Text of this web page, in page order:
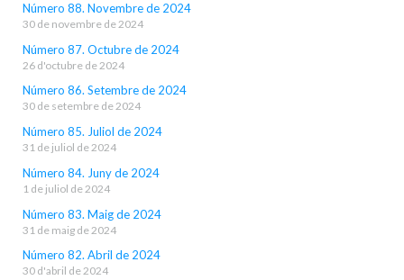
Número 88. Novembre de 2024
30 de novembre de 2024
Número 87. Octubre de 2024
26 d'octubre de 2024
Número 86. Setembre de 2024
30 de setembre de 2024
Número 85. Juliol de 2024
31 de juliol de 2024
Número 84. Juny de 2024
1 de juliol de 2024
Número 83. Maig de 2024
31 de maig de 2024
Número 82. Abril de 2024
30 d'abril de 2024